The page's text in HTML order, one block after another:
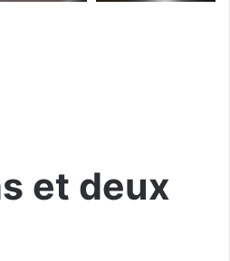
et deux